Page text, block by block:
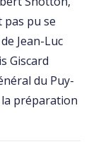
pas pu se
Jean-Luc
Giscard
du Puy-
la préparation